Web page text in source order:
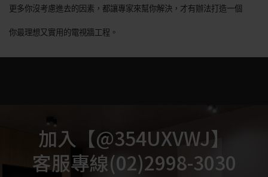
更多你沒考慮進去的因素，都讓專家來幫你解決，才有辦法打造一個
你最理想又實用的電視牆工程。
加入【@354UXVWJ】
客服專線(02)2998-3030